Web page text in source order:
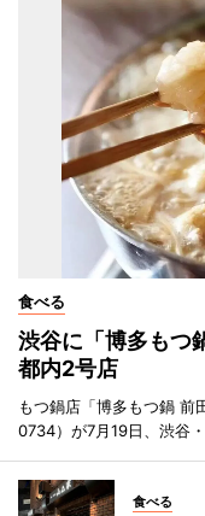
食べる
渋谷に「博多もつ
都内2号店
もつ鍋店「博多もつ鍋
0734）が7月19日、渋谷
食べる